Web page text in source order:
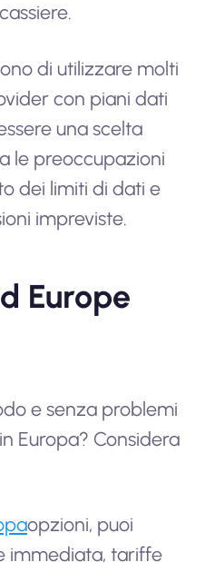
di utilizzare molti
con piani dati
una scelta
le preoccupazioni
dei limiti di dati e
impreviste.
Europe
e senza problemi
Europa? Considera
opzioni, puoi
immediata, tariffe